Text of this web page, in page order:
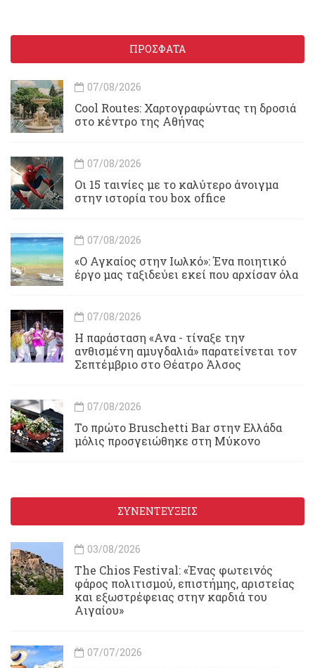
ΠΡΟΣΦΑΤΑ
07/08/2026
Cool Routes: Χαρτογραφώντας τη δροσιά
στο κέντρο της Αθήνας
07/08/2026
Οι 15 ταινίες με το καλύτερο άνοιγμα
στην ιστορία του box office
07/08/2026
«Ο Αγκαίος στην Ιωλκό»: Ένα ποιητικό
έργο μας ταξιδεύει εκεί που αρχίσαν όλα
07/08/2026
Η παράσταση «Ανα - τίναξε την
ανθισμένη αμυγδαλιά» παρατείνεται τον
Σεπτέμβριο στο Θέατρο Άλσος
07/08/2026
Το πρώτο Bruschetti Bar στην Ελλάδα
μόλις προσγειώθηκε στη Μύκονο
ΣΥΝΕΝΤΕΥΞΕΙΣ
03/08/2026
Τhe Chios Festival: «Ένας φωτεινός
φάρος πολιτισμού, επιστήμης, αριστείας
και εξωστρέφειας στην καρδιά του
Αιγαίου»
07/07/2026